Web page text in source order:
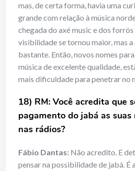
mas, de certa forma, havia uma
grande com relação à música
chegada do axé music e dos
visibilidade se tornou maior, mas
bastante. Então, novos nomes
música de excelente qualidade,
mais dificuldade para penetrar no
18) RM: Você acredita que
pagamento do jabá as
nas rádios?
Fábio Dantas: Não acredito. E
pensar na possibilidade de jabá. É